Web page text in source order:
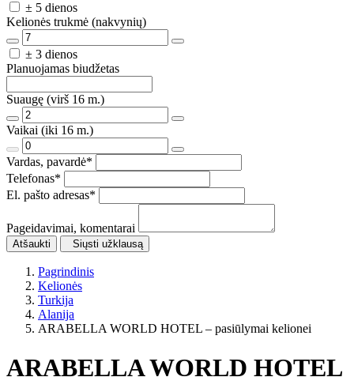
± 5 dienos
Kelionės trukmė (nakvynių)
± 3 dienos
Planuojamas biudžetas
Suaugę (virš 16 m.)
Vaikai (iki 16 m.)
Vardas, pavardė*
Telefonas*
El. pašto adresas*
Pageidavimai, komentarai
Atšaukti Siųsti užklausą
Pagrindinis
Kelionės
Turkija
Alanija
ARABELLA WORLD HOTEL – pasiūlymai kelionei
ARABELLA WORLD HOTEL